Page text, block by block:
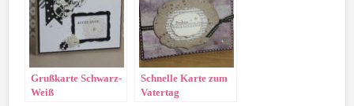
Grußkarte Schwarz-
Weiß
Schnelle Karte zum
Vatertag